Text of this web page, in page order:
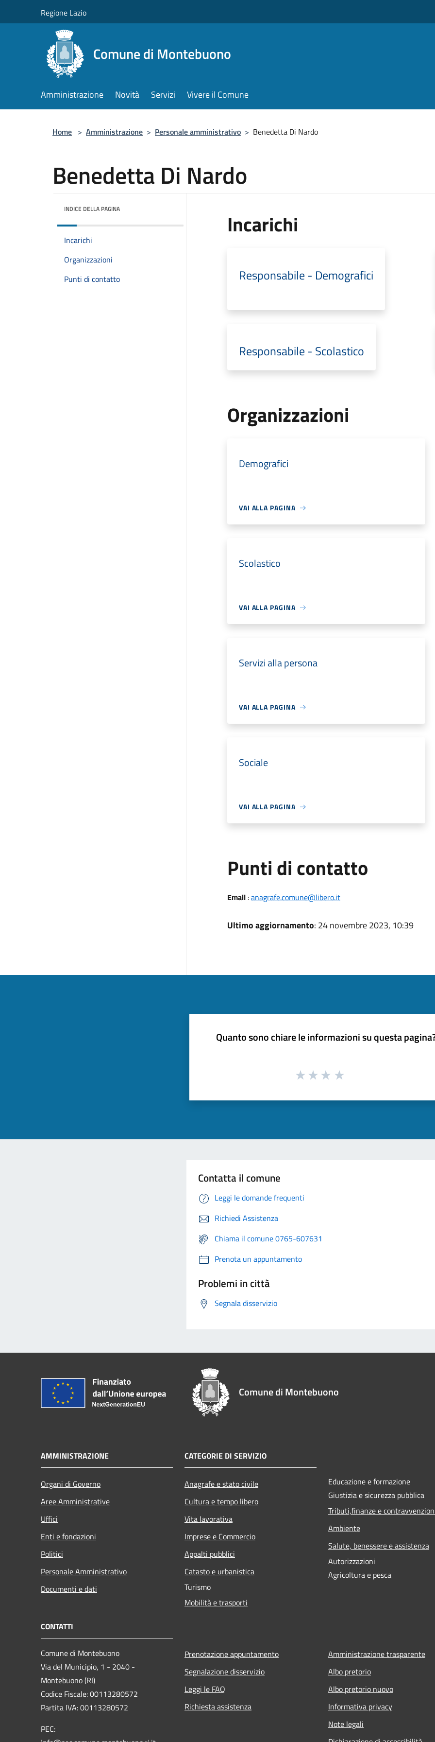
Regione Lazio
Comune di Montebuono
Amministrazione Novità Servizi Vivere il Comune
Home > Amministrazione > Personale amministrativo > Benedetta Di Nardo
Benedetta Di Nardo
INDICE DELLA PAGINA
Incarichi
Organizzazioni
Punti di contatto
Incarichi
Responsabile - Demografici
Responsabile - Scolastico
Organizzazioni
Demografici
VAI ALLA PAGINA
Scolastico
VAI ALLA PAGINA
Servizi alla persona
VAI ALLA PAGINA
Sociale
VAI ALLA PAGINA
Punti di contatto
Email:anagrafe.comune@libero.it
Ultimo aggiornamento: 24 novembre 2023, 10:39
Quanto sono chiare le informazioni su questa
Contatta il comune
Leggi le domande frequenti
Richiedi Assistenza
Chiama il comune 0765-607631
Prenota un appuntamento
Problemi in città
Segnala disservizio
Comune di Montebuono
AMMINISTRAZIONE
Organi di Governo
Aree Amministrative
Uffici
Enti e fondazioni
Politici
Personale Amministrativo
Documenti e dati
CATEGORIE DI SERVIZIO
Anagrafe e stato civile
Cultura e tempo libero
Vita lavorativa
Imprese e Commercio
Appalti pubblici
Catasto e urbanistica
Turismo
Mobilità e trasporti
Educazione e formazione
Giustizia e sicurezza pubblica
Tributi,finanze e
Ambiente
Salute, benessere e assistenza
Autorizzazioni
Agricoltura e pesca
CONTATTI
Comune di Montebuono
Via del Municipio, 1 - 2040 -
Montebuono (RI)
Codice Fiscale: 00113280572
Partita IVA: 00113280572
PEC:
Prenotazione appuntamento
Segnalazione disservizio
Leggi le FAQ
Richiesta assistenza
Amministrazione trasparente
Albo pretorio
Albo pretorio nuovo
Informativa privacy
Note legali